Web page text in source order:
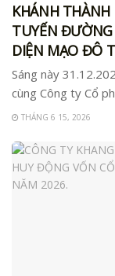
KHÁNH
TUYẾN
DIỆN MẠO ĐÔ
Sáng này
cùng Công ty Cổ
THÁNG 6 15, 2026